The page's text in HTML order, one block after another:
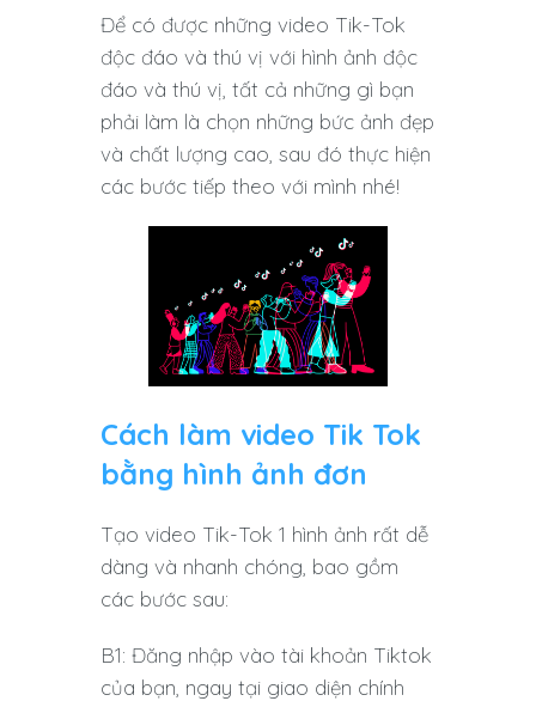
Để có được những video Tik-Tok
độc đáo và thú vị với hình ảnh độc
đáo và thú vị, tất cả những gì bạn
phải làm là chọn những bức ảnh đẹp
và chất lượng cao, sau đó thực hiện
các bước tiếp theo với mình nhé!
Cách làm video Tik Tok
bằng hình ảnh đơn
Tạo video Tik-Tok 1 hình ảnh rất dễ
dàng và nhanh chóng, bao gồm
các bước sau:
B1: Đăng nhập vào tài khoản Tiktok
của bạn, ngay tại giao diện chính